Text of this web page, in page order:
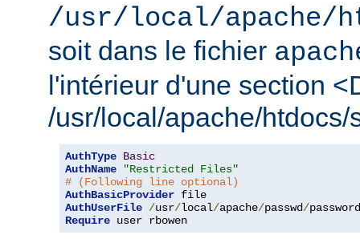
/usr/local/apache/
soit dans le fichier
l'intérieur d'une section
/usr/local/apache/htdocs/
AuthType Basic
AuthName
"Restricted Files"
# (Following line optional)
AuthBasicProvider
AuthUserFile /usr/local/apache/passwd/
Require user rbowen